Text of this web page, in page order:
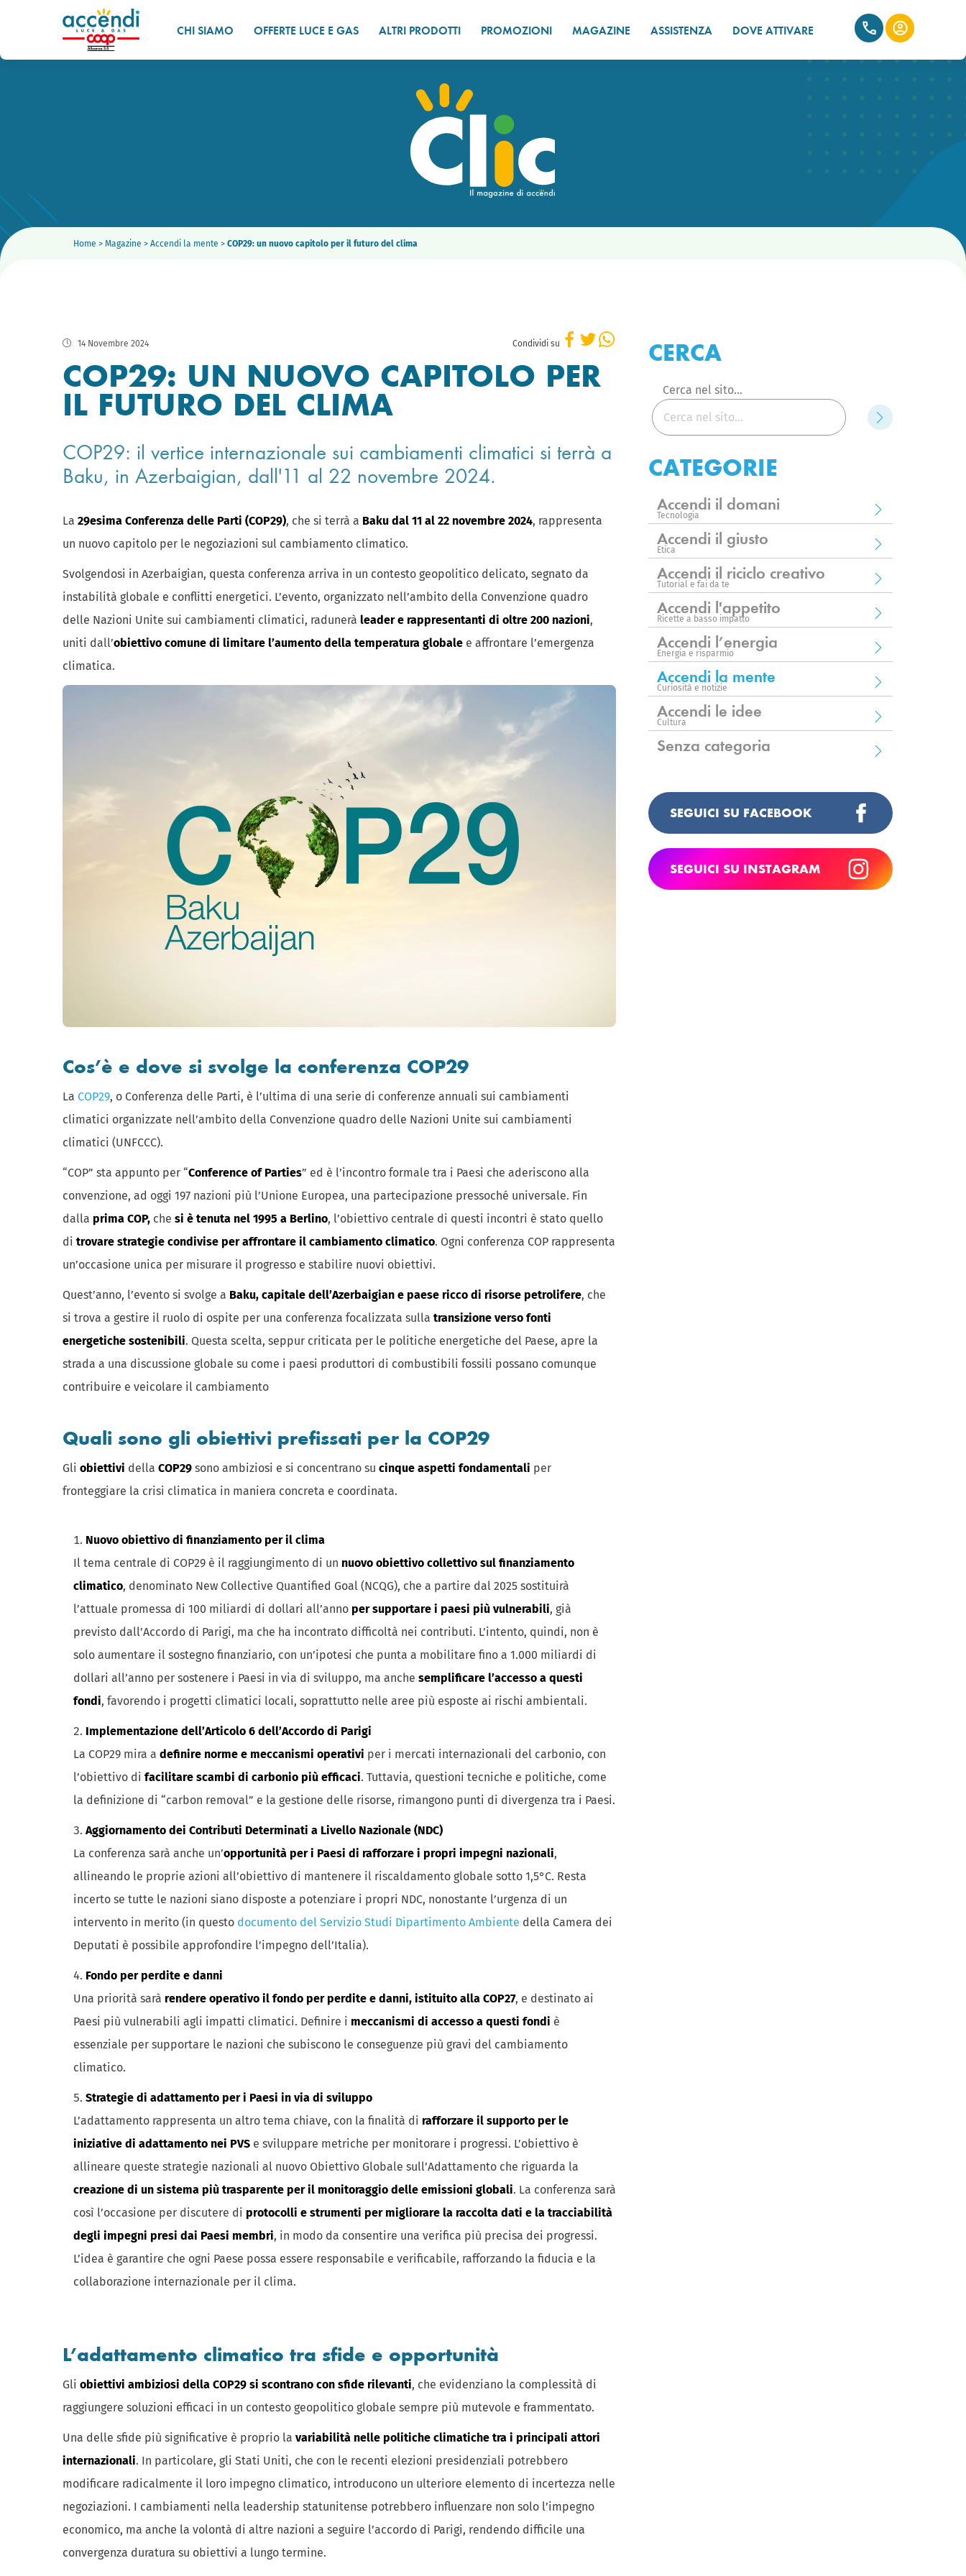
CHI SIAMO OFFERTE LUCE E GAS ALTRI PRODOTTI PROMOZIONI MAGAZINE ASSISTENZA DOVE ATTIVARE
Home > Magazine > Accendi la mente > COP29: un nuovo capitolo per il futuro del clima
14 Novembre 2024 Condividi su
COP29: UN NUOVO CAPITOLO PER
IL FUTURO DEL CLIMA
COP29: il vertice internazionale sui cambiamenti climatici si terrà a
Baku, in Azerbaigian, dall'11 al 22 novembre 2024.
La 29esima Conferenza delle Parti (COP29), che si terrà a Baku dal 11 al 22 novembre 2024, rappresenta
un nuovo capitolo per le negoziazioni sul cambiamento climatico.
Svolgendosi in Azerbaigian, questa conferenza arriva in un contesto geopolitico delicato, segnato da
instabilità globale e conflitti energetici. L’evento, organizzato nell’ambito della Convenzione quadro
delle Nazioni Unite sui cambiamenti climatici, radunerà leader e rappresentanti di oltre 200 nazioni,
uniti dall’obiettivo comune di limitare l’aumento della temperatura globale e affrontare l’emergenza
climatica.
Cos’è e dove si svolge la conferenza COP29
La COP29, o Conferenza delle Parti, è l’ultima di una serie di conferenze annuali sui cambiamenti
climatici organizzate nell’ambito della Convenzione quadro delle Nazioni Unite sui cambiamenti
climatici (UNFCCC).
“COP” sta appunto per “Conference of Parties” ed è l’incontro formale tra i Paesi che aderiscono alla
convenzione, ad oggi 197 nazioni più l’Unione Europea, una partecipazione pressoché universale. Fin
dalla prima COP, che si è tenuta nel 1995 a Berlino, l’obiettivo centrale di questi incontri è stato quello
di trovare strategie condivise per affrontare il cambiamento climatico. Ogni conferenza COP rappresenta
un’occasione unica per misurare il progresso e stabilire nuovi obiettivi.
Quest’anno, l’evento si svolge a Baku, capitale dell’Azerbaigian e paese ricco di risorse petrolifere, che
si trova a gestire il ruolo di ospite per una conferenza focalizzata sulla transizione verso fonti
energetiche sostenibili. Questa scelta, seppur criticata per le politiche energetiche del Paese, apre la
strada a una discussione globale su come i paesi produttori di combustibili fossili possano comunque
contribuire e veicolare il cambiamento​
Quali sono gli obiettivi prefissati per la COP29
Gli obiettivi della COP29 sono ambiziosi e si concentrano su cinque aspetti fondamentali per
fronteggiare la crisi climatica in maniera concreta e coordinata.
Nuovo obiettivo di finanziamento per il clima
Il tema centrale di COP29 è il raggiungimento di un nuovo obiettivo collettivo sul finanziamento
climatico, denominato New Collective Quantified Goal (NCQG), che a partire dal 2025 sostituirà
l’attuale promessa di 100 miliardi di dollari all’anno per supportare i paesi più vulnerabili, già
previsto dall’Accordo di Parigi, ma che ha incontrato difficoltà nei contributi. L’intento, quindi, non è
solo aumentare il sostegno finanziario, con un’ipotesi che punta a mobilitare fino a 1.000 miliardi di
dollari all’anno per sostenere i Paesi in via di sviluppo, ma anche semplificare l’accesso a questi
fondi, favorendo i progetti climatici locali, soprattutto nelle aree più esposte ai rischi ambientali.
Implementazione dell’Articolo 6 dell’Accordo di Parigi
La COP29 mira a definire norme e meccanismi operativi per i mercati internazionali del carbonio, con
l’obiettivo di facilitare scambi di carbonio più efficaci. Tuttavia, questioni tecniche e politiche, come
la definizione di “carbon removal” e la gestione delle risorse, rimangono punti di divergenza tra i Paesi.
Aggiornamento dei Contributi Determinati a Livello Nazionale (NDC)
La conferenza sarà anche un’opportunità per i Paesi di rafforzare i propri impegni nazionali,
allineando le proprie azioni all’obiettivo di mantenere il riscaldamento globale sotto 1,5°C. Resta
incerto se tutte le nazioni siano disposte a potenziare i propri NDC, nonostante l’urgenza di un
intervento in merito (in questo documento del Servizio Studi Dipartimento Ambiente della Camera dei
Deputati è possibile approfondire l’impegno dell’Italia).
Fondo per perdite e danni
Una priorità sarà rendere operativo il fondo per perdite e danni, istituito alla COP27, e destinato ai
Paesi più vulnerabili agli impatti climatici. Definire i meccanismi di accesso a questi fondi è
essenziale per supportare le nazioni che subiscono le conseguenze più gravi del cambiamento
climatico.
Strategie di adattamento per i Paesi in via di sviluppo
L’adattamento rappresenta un altro tema chiave, con la finalità di rafforzare il supporto per le
iniziative di adattamento nei PVS e sviluppare metriche per monitorare i progressi. L’obiettivo è
allineare queste strategie nazionali al nuovo Obiettivo Globale sull’Adattamento che riguarda la
creazione di un sistema più trasparente per il monitoraggio delle emissioni globali. La conferenza sarà
così l’occasione per discutere di protocolli e strumenti per migliorare la raccolta dati e la tracciabilità
degli impegni presi dai Paesi membri, in modo da consentire una verifica più precisa dei progressi.
L’idea è garantire che ogni Paese possa essere responsabile e verificabile, rafforzando la fiducia e la
collaborazione internazionale per il clima.
L’adattamento climatico tra sfide e opportunità
Gli obiettivi ambiziosi della COP29 si scontrano con sfide rilevanti, che evidenziano la complessità di
raggiungere soluzioni efficaci in un contesto geopolitico globale sempre più mutevole e frammentato.
Una delle sfide più significative è proprio la variabilità nelle politiche climatiche tra i principali attori
internazionali. In particolare, gli Stati Uniti, che con le recenti elezioni presidenziali potrebbero
modificare radicalmente il loro impegno climatico, introducono un ulteriore elemento di incertezza nelle
negoziazioni. I cambiamenti nella leadership statunitense potrebbero influenzare non solo l’impegno
economico, ma anche la volontà di altre nazioni a seguire l’accordo di Parigi, rendendo difficile una
convergenza duratura su obiettivi a lungo termine.
CERCA
Cerca nel sito...
Cerca
CATEGORIE
Accendi il domani
Tecnologia
Accendi il giusto
Etica
Accendi il riciclo creativo
Tutorial e fai da te
Accendi l'appetito
Ricette a basso impatto
Accendi l’energia
Energia e risparmio
Accendi la mente
Curiosità e notizie
Accendi le idee
Cultura
Senza categoria
SEGUICI SU FACEBOOK
SEGUICI SU INSTAGRAM